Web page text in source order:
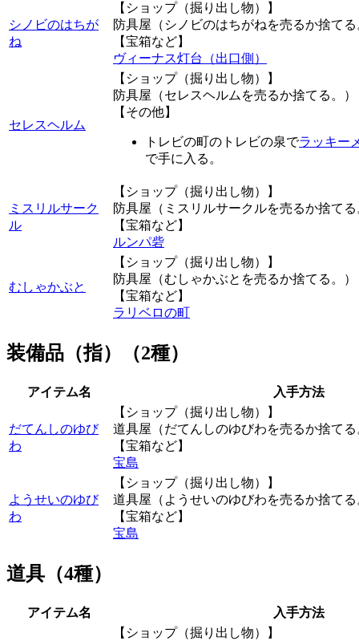
シノビのはちが
ね
【ショップ（掘り出し物）】
防具屋（シノビのはちがねを売るか捨て
【宝箱など】
ヴィーナス灯台（出口側）
セレスヘルム
【ショップ（掘り出し物）】
防具屋（セレスヘルムを売るか捨てる。）
【その他】
トレビの町のトレビの泉でラッキー
で手に入る。
ミスリルサーク
ル
【ショップ（掘り出し物）】
防具屋（ミスリルサークルを売るか捨て
【宝箱など】
ルンパ砦
むしゃかぶと
【ショップ（掘り出し物）】
防具屋（むしゃかぶとを売るか捨てる。）
【宝箱など】
ラリベロの町
装備品（指）（2種）
アイテム名 入手方法
だてんしのゆび
わ
【ショップ（掘り出し物）】
道具屋（だてんしのゆびわを売るか捨て
【宝箱など】
宝島
ようせいのゆび
わ
【ショップ（掘り出し物）】
道具屋（ようせいのゆびわを売るか捨て
【宝箱など】
宝島
道具（4種）
アイテム名 入手方法
【ショップ（掘り出し物）】